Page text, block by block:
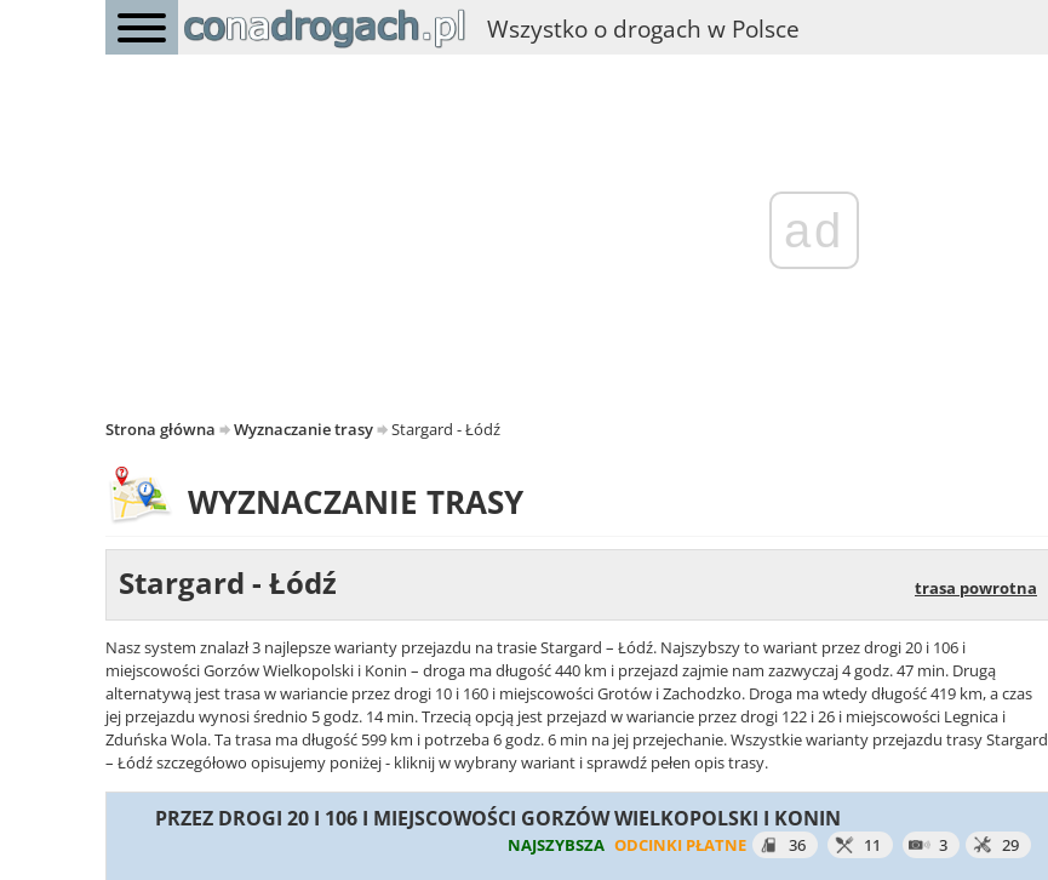
Wszystko o drogach w Polsce
ad
Strona główna Wyznaczanie trasy Stargard - Łódź
WYZNACZANIE TRASY
Stargard - Łódź trasa powrotna
Nasz system znalazł 3 najlepsze warianty przejazdu na trasie Stargard – Łódź. Najszybszy to wariant przez drogi 20 i 106 i
miejscowości Gorzów Wielkopolski i Konin – droga ma długość 440 km i przejazd zajmie nam zazwyczaj 4 godz. 47 min. Drugą
alternatywą jest trasa w wariancie przez drogi 10 i 160 i miejscowości Grotów i Zachodzko. Droga ma wtedy długość 419 km, a czas
jej przejazdu wynosi średnio 5 godz. 14 min. Trzecią opcją jest przejazd w wariancie przez drogi 122 i 26 i miejscowości Legnica i
Zduńska Wola. Ta trasa ma długość 599 km i potrzeba 6 godz. 6 min na jej przejechanie. Wszystkie warianty przejazdu trasy Stargard
– Łódź szczegółowo opisujemy poniżej - kliknij w wybrany wariant i sprawdź pełen opis trasy.
PRZEZ DROGI 20 I 106 I MIEJSCOWOŚCI GORZÓW WIELKOPOLSKI I KONIN
NAJSZYBSZA ODCINKI PŁATNE 36 11 3 29